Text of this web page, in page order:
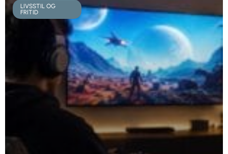
LIVSSTIL OG
FRITID